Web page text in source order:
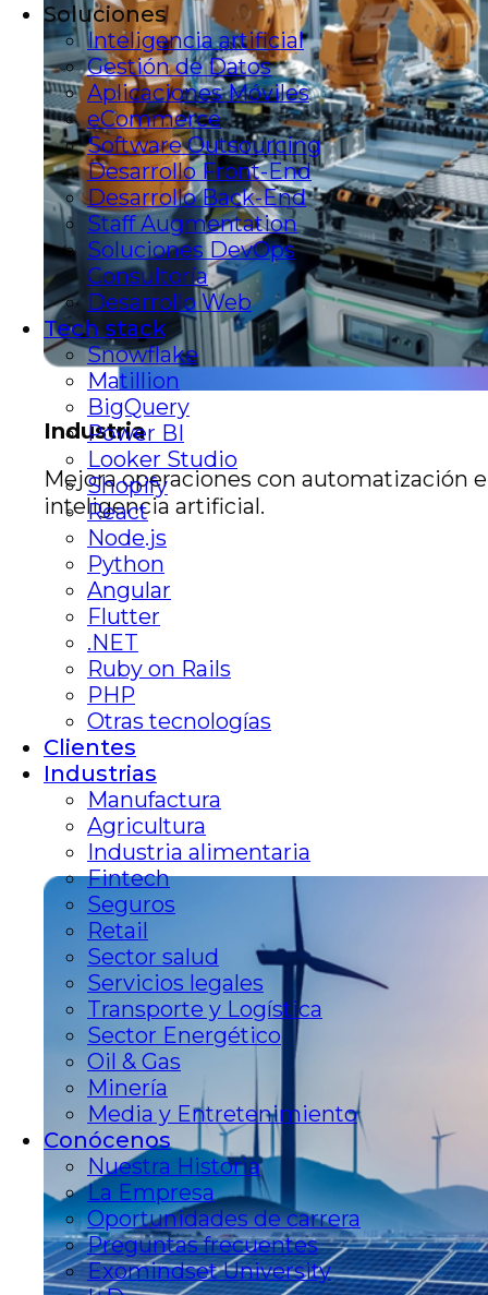
Industria
Mejora operaciones con automatización e
inteligencia artificial.
Soluciones
Inteligencia artificial
Gestión de Datos
Aplicaciones Móviles
eCommerce
Software Outsourcing
Desarrollo Front-End
Desarrollo Back-End
Staff Augmentation
Soluciones DevOps
Consultoría
Desarrollo Web
Tech stack
Snowflake
Matillion
BigQuery
Power BI
Looker Studio
Shopify
React
Node.js
Python
Angular
Flutter
.NET
Ruby on Rails
PHP
Otras tecnologías
Clientes
Industrias
Manufactura
Agricultura
Industria alimentaria
Fintech
Seguros
Retail
Sector salud
Servicios legales
Transporte y Logística
Sector Energético
Oil & Gas
Minería
Media y Entretenimiento
Conócenos
Nuestra Historia
La Empresa
Oportunidades de carrera
Preguntas frecuentes
Exomindset University